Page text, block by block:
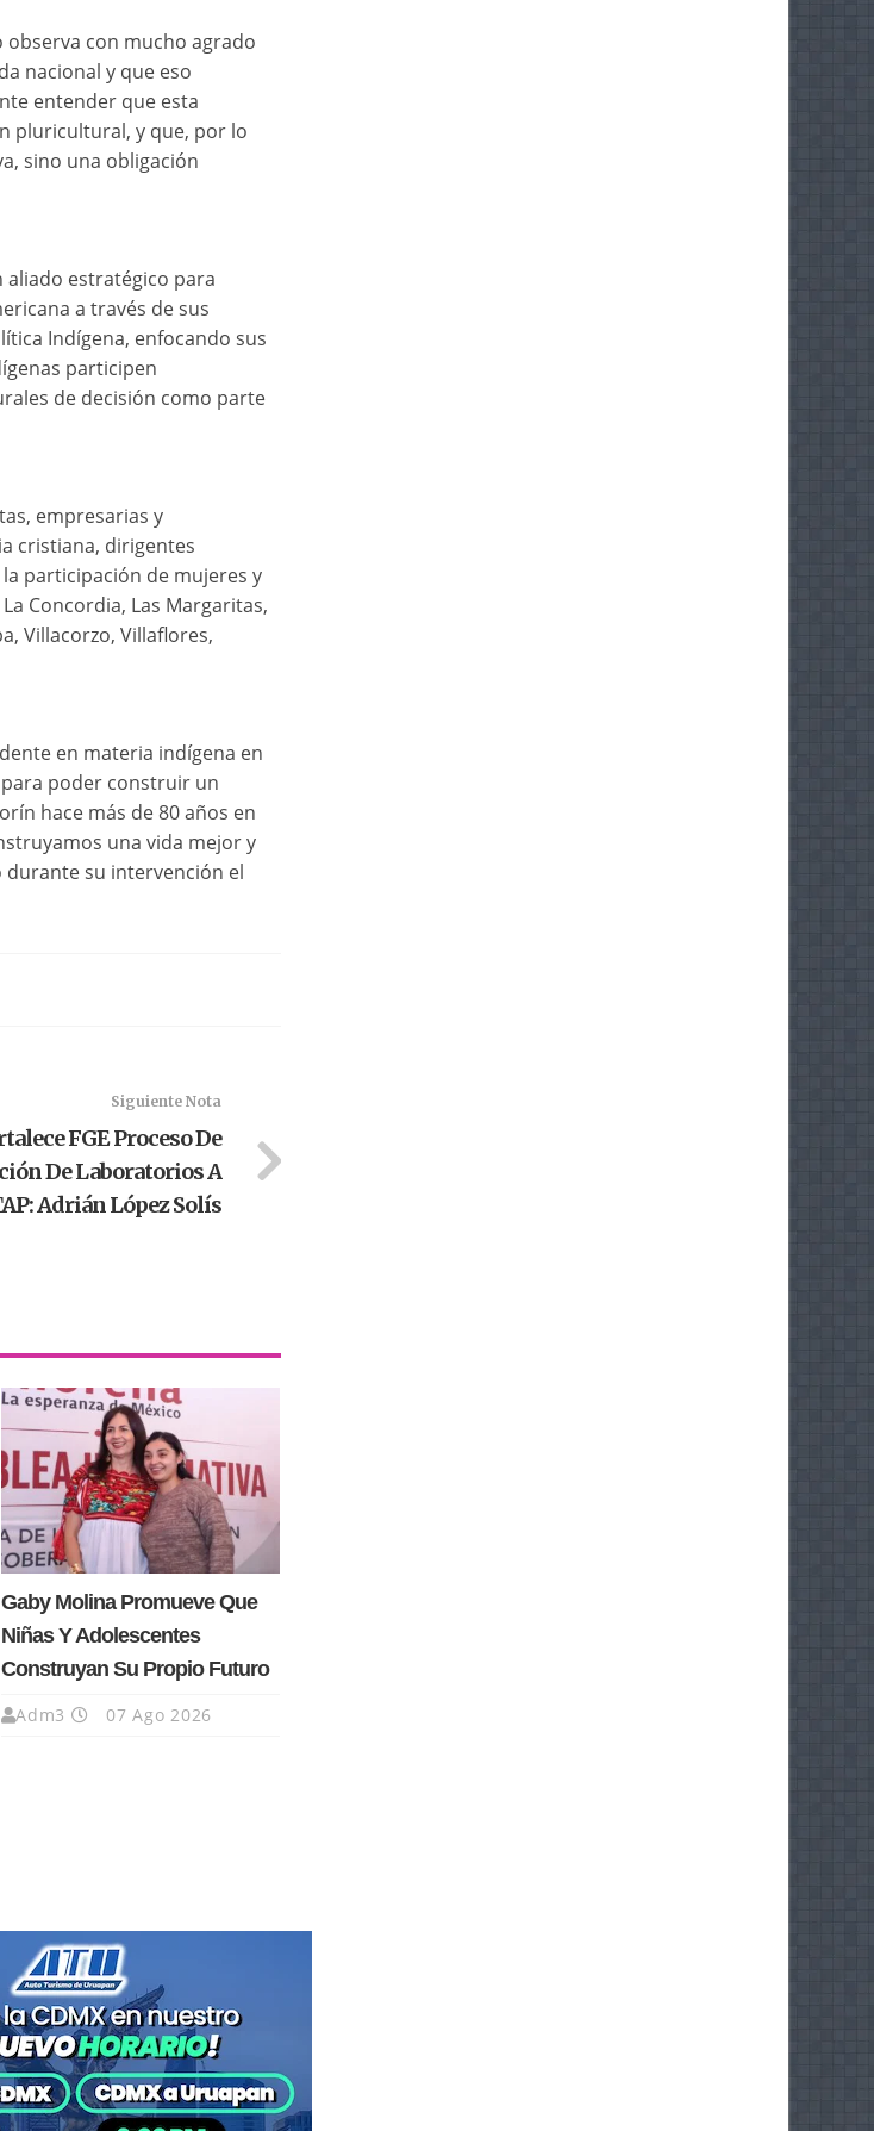
observa con mucho agrado
nacional y que eso
entender que esta
pluricultural, y que, por lo
sino una obligación
aliado estratégico para
a través de sus
Indígena, enfocando sus
participen
de decisión como parte
empresarias y
cristiana, dirigentes
participación de mujeres y
Concordia, Las Margaritas,
Villacorzo, Villaflores,
en materia indígena en
poder construir un
hace más de 80 años en
una vida mejor y
durante su intervención el
Siguiente Nota
FGE Proceso De
De Laboratorios A
Adrián López Solís
Gaby Molina Promueve Que
Niñas Y Adolescentes
Construyan Su Propio Futuro
Adm3 07 Ago 2026